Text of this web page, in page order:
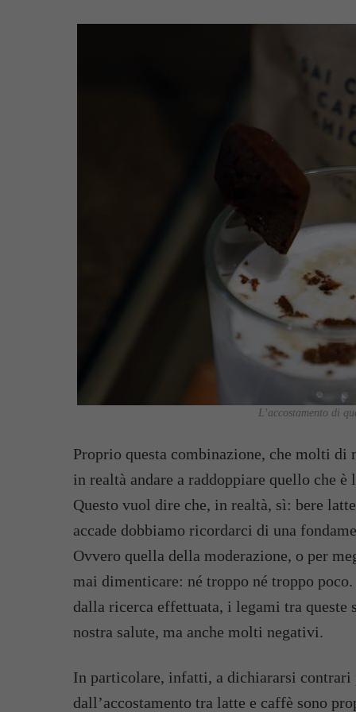
L’accostamento di
Proprio questa combinazione, che molti di
in realtà andare a raddoppiare quello che
Questo vuol dire che, in realtà, sì: bere
accade dobbiamo ricordarci di una
Ovvero quella della moderazione, o per
mai dimenticare: né troppo né troppo
dalla ricerca effettuata, i legami tra
nostra salute, ma anche molti negativi.
In particolare, infatti, a dichiararsi contrari
dall’accostamento tra latte e caffè sono